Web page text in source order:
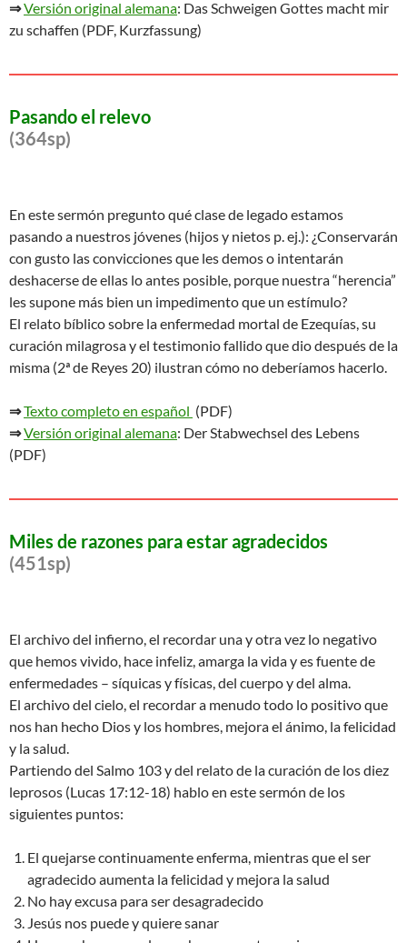
⇒Versión original alemana: Das Schweigen Gottes macht mir
zu schaffen (PDF, Kurzfassung)
Pasando el relevo
(364sp)
En este sermón pregunto qué clase de legado estamos
pasando a nuestros jóvenes (hijos y nietos p. ej.): ¿Conservarán
con gusto las convicciones que les demos o intentarán
deshacerse de ellas lo antes posible, porque nuestra “herencia”
les supone más bien un impedimento que un estímulo?
El relato bíblico sobre la enfermedad mortal de Ezequías, su
curación milagrosa y el testimonio fallido que dio después de la
misma (2ª de Reyes 20) ilustran cómo no deberíamos hacerlo.
⇒Texto completo en español (PDF)
⇒Versión original alemana: Der Stabwechsel des Lebens
(PDF)
Miles de razones para estar agradecidos
(451sp)
El archivo del infierno, el recordar una y otra vez lo negativo
que hemos vivido, hace infeliz, amarga la vida y es fuente de
enfermedades – síquicas y físicas, del cuerpo y del alma.
El archivo del cielo, el recordar a menudo todo lo positivo que
nos han hecho Dios y los hombres, mejora el ánimo, la felicidad
y la salud.
Partiendo del Salmo 103 y del relato de la curación de los diez
leprosos (Lucas 17:12-18) hablo en este sermón de los
siguientes puntos:
El quejarse continuamente enferma, mientras que el ser
agradecido aumenta la felicidad y mejora la salud
No hay excusa para ser desagradecido
Jesús nos puede y quiere sanar